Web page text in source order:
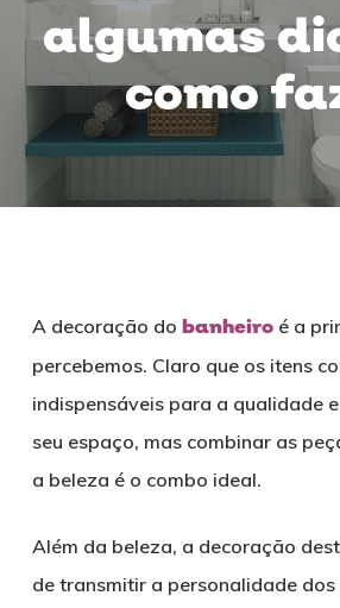
algumas
como
A decoração do banheiroé a
percebemos. Claro que os itens
indispensáveis para a qualidade
seu espaço, mas combinar as
a beleza é o combo ideal.
Além da beleza, a decoração
de transmitir a personalidade